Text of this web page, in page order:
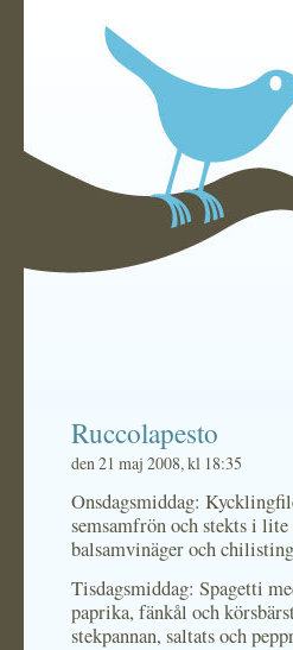
Ruccolapesto
den 21 maj 2008, kl 18:35
Onsdagsmiddag:
semsamfrön och stekts i
balsamvinäger och
Tisdagsmiddag: Spagetti
paprika, fänkål och
stekpannan, saltats och